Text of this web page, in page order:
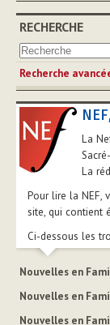
RECHERCHE
Recherche
La
La
Pour lire la NEF,
site, qui contient
Ci-dessous les
Nouvelles en
Nouvelles en
Nouvelles en